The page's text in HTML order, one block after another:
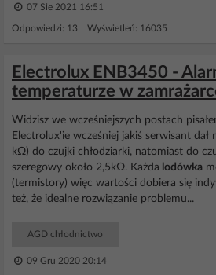
07 Sie 2021 16:51
Odpowiedzi: 13 Wyświetleń: 16035
Electrolux ENB3450 -
temperaturze w
Widzisz we wcześniejszych postach
Electrolux'ie wcześniej jakiś serwisant dał
kΩ) do czujki chłodziarki, natomiast do
szeregowy około 2,5kΩ. Każda lodówka
(termistory) więc wartości dobiera się
też, że idealne rozwiązanie problemu...
AGD chłodnictwo
09 Gru 2020 20:14